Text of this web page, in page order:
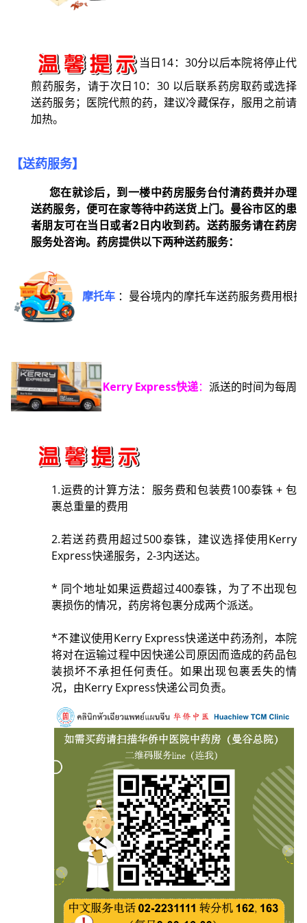
当日14：30分以后本院将停止代
煎药服务，请于次日10：30 以后联系药房取药或选择
送药服务；医院代煎的药，建议冷藏保存，服用之前请
加热。
【送药服务】
您在就诊后，到一楼中药房服务台付清药费并办理
送药服务，便可在家等待中药送货上门。 曼谷市区的患
者朋友可在当日或者2日内收到药。 送药服务请在药房
服务处咨询。药房提供以下两种送药服务：
摩托车 ： 曼谷境内的摩托车送药服务费用根
Kerry Express快递： 派送的时间为每周
1.运费的计算方法：服务费和包装费100泰铢 + 包
裹总重量的费用
2.若送药费用超过500泰铢，建议选择使用Kerry
Express快递服务，2-3内送达。
* 同个地址如果运费超过400泰铢，为了不出现包
裹损伤的情况，药房将包裹分成两个派送。
*不建议使用Kerry Express快递送中药汤剂，本院
将对在运输过程中因快递公司原因而造成的药品包
装损坏不承担任何责任。如果出现包裹丢失的情
况，由Kerry Express快递公司负责。